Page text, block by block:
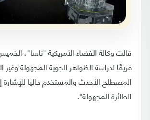
قالت وكالة الفضاء الأمريكية "ناسا"،
فريقًا لدراسة الظواهر الجوية المجهولة
المصطلح الأحدث والمستخدم حاليا للإشارة
الطائرة المجهولة".